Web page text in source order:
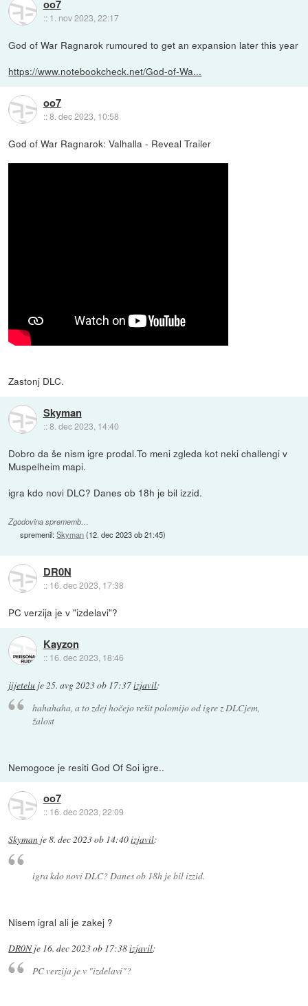
oo7
:: 1. nov 2023, 22:17
God of War Ragnarok rumoured to get an expansion later this year
https://www.notebookcheck.net/God-of-Wa...
oo7
::8. dec 2023, 10:58
God of War Ragnarok: Valhalla - Reveal Trailer
Zastonj DLC.
Skyman
::8. dec 2023, 14:40
Dobro da še nism igre prodal.To meni zgleda kot neki challengi v
Muspelheim mapi.
igra kdo novi DLC? Danes ob 18h je bil izzid.
Zgodovina sprememb…
spremenil:Skyman(12. dec 2023 ob 21:45)
DR0N
:: 16. dec 2023, 17:38
PC verzija je v "izdelavi"?
Kayzon
:: 16. dec 2023, 18:46
jijetelu je 25. avg 2023 ob 17:37izjavil:
hahahaha, a to zdej hočejo rešit polomijo od igre z DLCjem,
žalost
Nemogoce je resiti God Of Soi igre..
oo7
:: 16. dec 2023, 22:09
Skyman je8. dec 2023 ob 14:40izjavil:
igra kdo novi DLC? Danes ob 18h je bil izzid.
Nisem igral ali je zakej ?
DR0Nje 16. dec 2023 ob 17:38izjavil:
PC verzija je v "izdelavi"?